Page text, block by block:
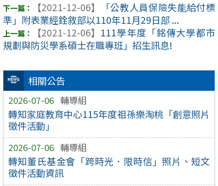
相關公告
2026-07-06 輔導組
轉知家庭教育中心115年度祖孫樂淘桃「創意照片
徵件活動」
2026-07-06 輔導組
轉知董氏基金會「跨時光．限時信」照片、短文
徵件活動資訊
【2021-12-06】
「公教人員保險失能給付標
準」附表業經銓敘部以110年11月29日部 ...
【2021-12-06】 111學年度「銘傳大學都市
規劃與防災學系碩士在職專班」招生訊息!